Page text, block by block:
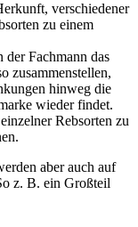
verschiedener
zu einem
Fachmann das
zusammenstellen,
hinweg die
wieder findet.
Rebsorten zu
aber auch auf
z. B. ein Großteil